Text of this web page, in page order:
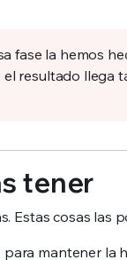
fase la hemos
el resultado llega
tener
Estas cosas las
mantener la